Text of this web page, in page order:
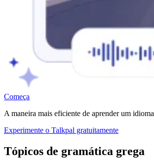
Começa
A maneira mais eficiente de aprender um idioma
Experimente o Talkpal gratuitamente
Tópicos de gramática grega